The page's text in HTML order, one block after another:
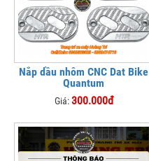
Nắp dầu nhôm CNC Dat Bike
Quantum
Giá:300.000đ